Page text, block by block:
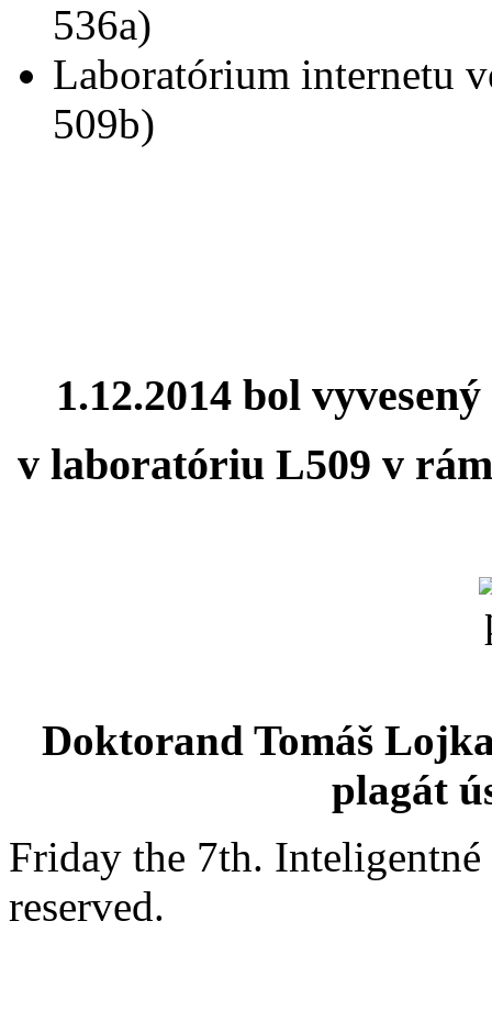
536a)
Laboratórium internetu
509b)
1.12.2014 bol
v laboratóriu L509 v
Doktorand Tomáš
plagát
Friday the 7th.
reserved.